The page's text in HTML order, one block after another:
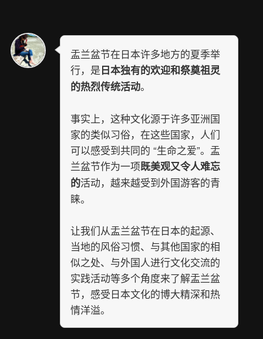
盂兰盆节在日本许多地方的夏季举
行，是日本独有的欢迎和祭奠祖灵
的热烈传统活动。
事实上，这种文化源于许多亚洲国
家的类似习俗，在这些国家，人们
可以感受到共同的 “生命之爱”。盂
兰盆节作为一项既美观又令人难忘
的活动，越来越受到外国游客的青
睐。
让我们从盂兰盆节在日本的起源、
当地的风俗习惯、与其他国家的相
似之处、与外国人进行文化交流的
实践活动等多个角度来了解盂兰盆
节，感受日本文化的博大精深和热
情洋溢。